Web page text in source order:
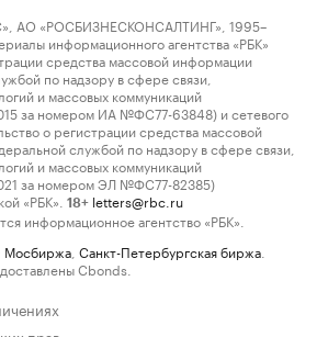
АО «РОСБИЗНЕСКОНСАЛТИНГ», 1995–
информационного агентства «РБК»
средства массовой информации
по надзору в сфере связи,
и массовых коммуникаций
за номером ИА №ФС77-63848) и сетевого
о регистрации средства массовой
службой по надзору в сфере связи,
и массовых коммуникаций
за номером ЭЛ №ФС77-82385)
«РБК».
18+ letters@rbc.ru
информационное агентство «РБК».
Мосбиржа Санкт-Петербургская биржа
Cbonds.